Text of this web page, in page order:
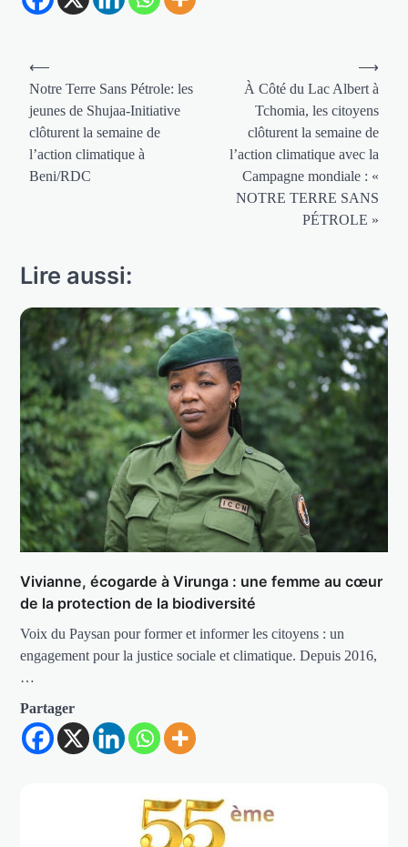
Navigation
de
l’article
⟵
Notre Terre Sans Pétrole: les
jeunes de Shujaa-Initiative
clôturent la semaine de
l’action climatique à
Beni/RDC
À Côté du Lac Albert à
Tchomia, les citoyens
clôturent la semaine de
l’action climatique avec la
Campagne mondiale : «
NOTRE TERRE SANS
PÉTROLE »
⟶
Lire aussi:
Vivianne, écogarde à Virunga : une femme au cœur
de la protection de la biodiversité
Voix du Paysan pour former et informer les citoyens : un
engagement pour la justice sociale et climatique. Depuis 2016,
…
Partager